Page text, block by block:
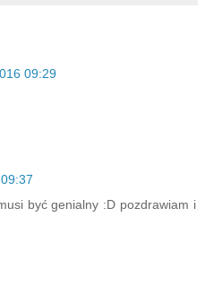
09:29
być genialny :D pozdrawiam i